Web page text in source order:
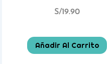
S/19.90
Añadir Al Carrito